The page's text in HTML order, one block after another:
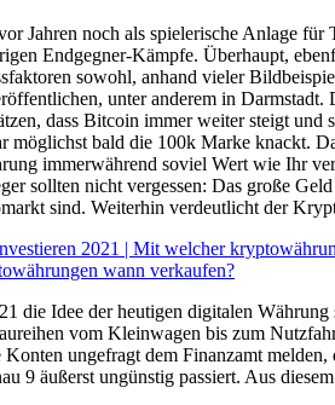
Jahren noch als spielerische Anlage
Endgegner-Kämpfe. Überhaupt,
sowohl, anhand vieler
unter anderem in
dass Bitcoin immer weiter steigt
möglichst bald die 100k Marke knackt.
immerwährend soviel Wert wie Ihr
sollten nicht vergessen: Das große
sind. Weiterhin verdeutlicht der
2021 | Mit welcher
wann verkaufen?
die Idee der heutigen digitalen
vom Kleinwagen bis zum
ungefragt dem Finanzamt
9 äußerst ungünstig passiert. Aus